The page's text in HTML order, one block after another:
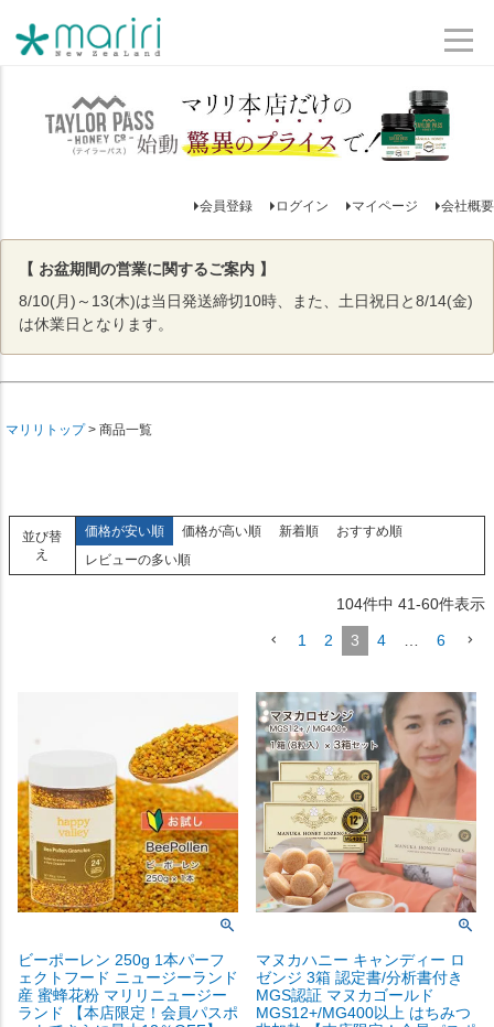
会員登録 ログイン マイページ 会社概要
【 お盆期間の営業に関するご案内 】
8/10(月)～13(木)は当日発送締切10時、また、土日祝日と8/14(金)
は休業日となります。
マリリトップ 商品一覧
並び替
え
価格が安い順 価格が高い順 新着順
おすすめ順
レビューの多い順
104件中 41-60件表示
1 2 3 4 6
ビーポーレン 250g 1本パーフ
ェクトフード ニュージーランド
産 蜜蜂花粉 マリリニュージー
ランド 【本店限定！会員パスポ
マヌカハニー キャンディー ロ
ゼンジ 3箱 認定書/分析書付き
MGS認証 マヌカゴールド
MGS12+/MG400以上 はちみつ